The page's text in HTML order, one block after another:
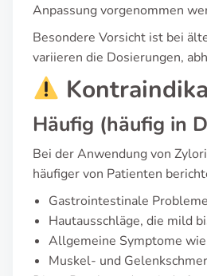
Anpassung vorgenommen
Besondere Vorsicht ist bei
variieren die Dosierungen,
Häufig (häufig in
Bei der Anwendung von
häufiger von Patienten
Gastrointestinale
Hautausschläge, die mild
Allgemeine Symptome
Muskel- und